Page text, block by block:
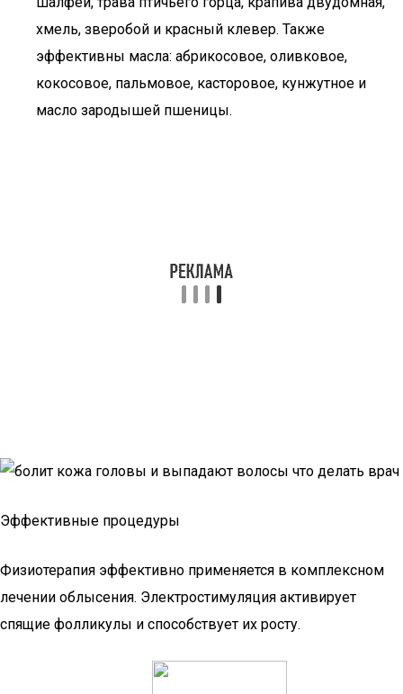
хмель, зверобой и красный клевер. Также
эффективны масла: абрикосовое, оливковое,
кокосовое, пальмовое, касторовое, кунжутное и
масло зародышей пшеницы.
Эффективные процедуры
Физиотерапия эффективно применяется в комплексном
лечении облысения. Электростимуляция активирует
спящие фолликулы и способствует их росту.